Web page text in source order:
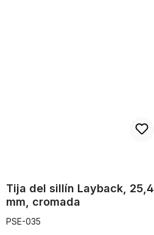
Tija del sillín Layback, 25,4
mm, cromada
PSE-035